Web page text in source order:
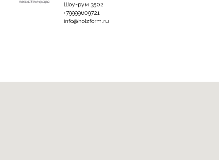
Шоу-рум 3502
+79999609721
info@holzform.ru